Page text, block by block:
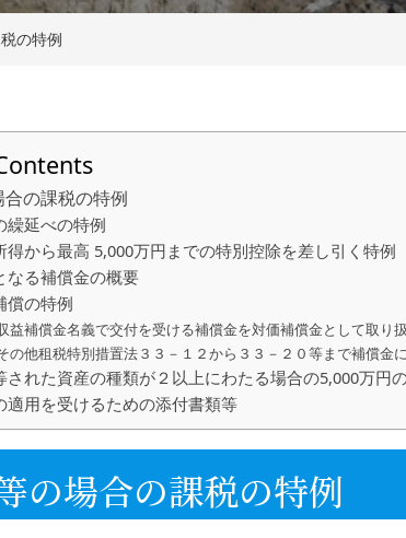
の特例
の課税の特例
繰延べの特例
得から最高 5,000万円までの特別控除を差し引く特例
なる補償金の概要
償の特例
益補償金名義で交付を受ける補償金を対価補償金として取り
の他租税特別措置法３３－１２から３３－２０等まで補償金
された資産の種類が２以上にわたる場合の5,000万円
適用を受けるための添付書類等
の場合の課税の特例